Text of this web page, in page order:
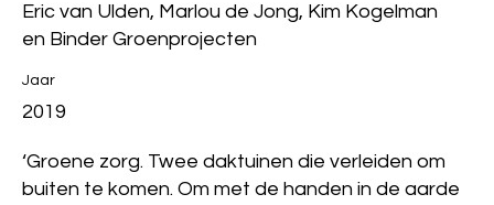
Eric van Ulden, Marlou de Jong, Kim Kogelman
en Binder Groenprojecten
Jaar
2019
‘Groene zorg. Twee daktuinen die verleiden om
buiten te komen. Om met de handen in de aarde